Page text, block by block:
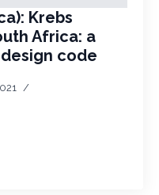
Krebs
Africa: a
code